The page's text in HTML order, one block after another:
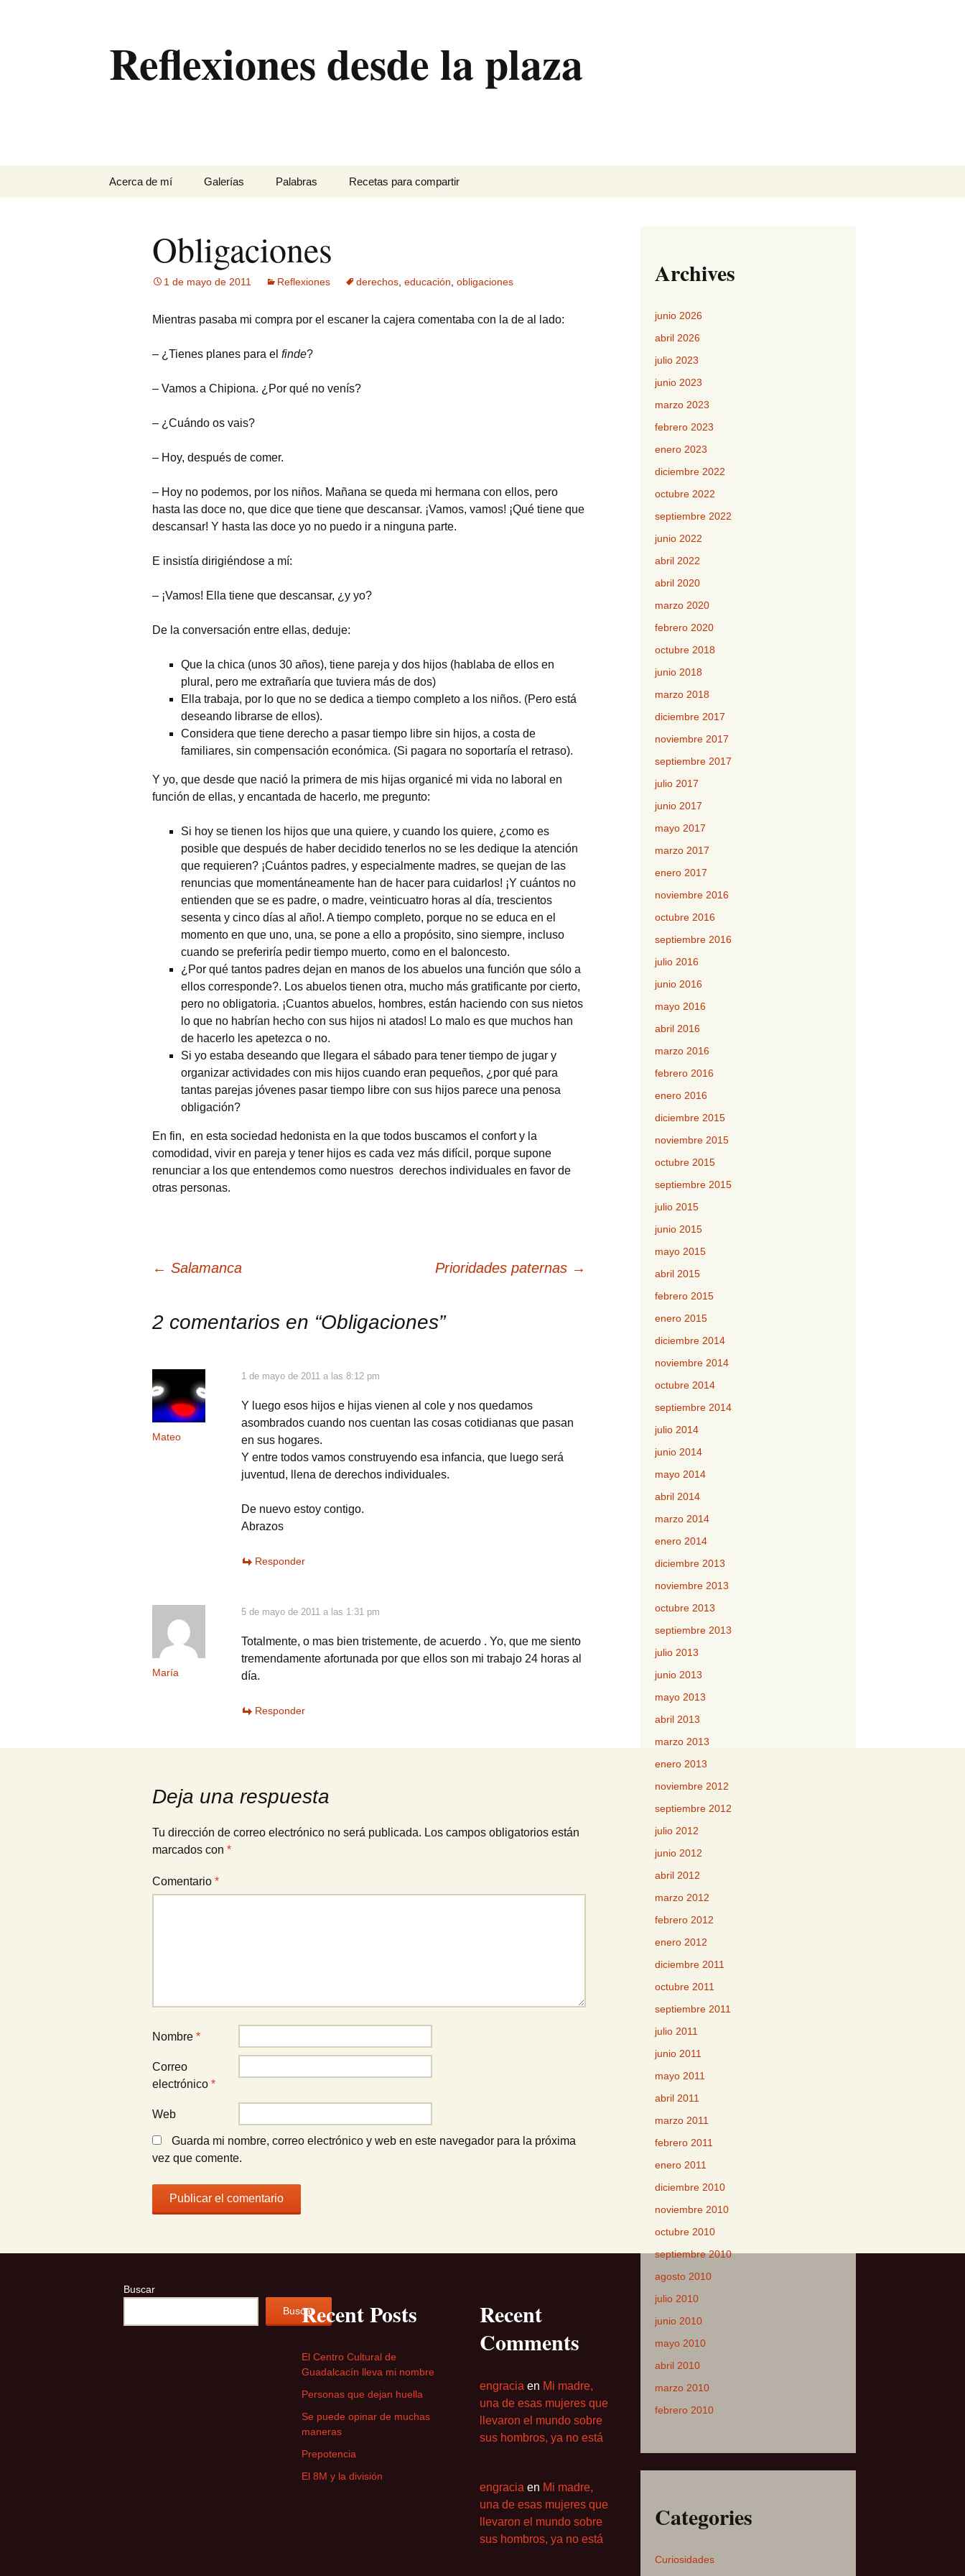
Reflexiones desde la plaza
Acerca de mí Galerías
Con perros en un pinar
de Chiclana
Eclipses de sol
El Torcal entre la niebla
Fotos curiosas
Mercadillos callejeros
Museo de aperos y
útiles
Pintadas
Primavera
Palabras Recetas para compartir
Hornazo
Rosquillas de nata
Obligaciones
1 de mayo de 2011 Reflexiones derechos educación obligaciones
Mientras pasaba mi compra por el escaner la cajera comentaba con la de al lado:
– ¿Tienes planes para el finde?
– Vamos a Chipiona. ¿Por qué no venís?
– ¿Cuándo os vais?
– Hoy, después de comer.
– Hoy no podemos, por los niños. Mañana se queda mi hermana con ellos, pero
hasta las doce no, que dice que tiene que descansar. ¡Vamos, vamos! ¡Qué tiene que
descansar! Y hasta las doce yo no puedo ir a ninguna parte.
E insistía dirigiéndose a mí:
– ¡Vamos! Ella tiene que descansar, ¿y yo?
De la conversación entre ellas, deduje:
Que la chica (unos 30 años), tiene pareja y dos hijos (hablaba de ellos en
plural, pero me extrañaría que tuviera más de dos)
Ella trabaja, por lo que no se dedica a tiempo completo a los niños. (Pero está
deseando librarse de ellos).
Considera que tiene derecho a pasar tiempo libre sin hijos, a costa de
familiares, sin compensación económica. (Si pagara no soportaría el retraso).
Y yo, que desde que nació la primera de mis hijas organicé mi vida no laboral en
función de ellas, y encantada de hacerlo, me pregunto:
Si hoy se tienen los hijos que una quiere, y cuando los quiere, ¿como es
posible que después de haber decidido tenerlos no se les dedique la atención
que requieren? ¡Cuántos padres, y especialmente madres, se quejan de las
renuncias que momentáneamente han de hacer para cuidarlos! ¡Y cuántos no
entienden que se es padre, o madre, veinticuatro horas al día, trescientos
sesenta y cinco días al año!. A tiempo completo, porque no se educa en el
momento en que uno, una, se pone a ello a propósito, sino siempre, incluso
cuando se preferiría pedir tiempo muerto, como en el baloncesto.
¿Por qué tantos padres dejan en manos de los abuelos una función que sólo a
ellos corresponde?. Los abuelos tienen otra, mucho más gratificante por cierto,
pero no obligatoria. ¡Cuantos abuelos, hombres, están haciendo con sus nietos
lo que no habrían hecho con sus hijos ni atados! Lo malo es que muchos han
de hacerlo les apetezca o no.
Si yo estaba deseando que llegara el sábado para tener tiempo de jugar y
organizar actividades con mis hijos cuando eran pequeños, ¿por qué para
tantas parejas jóvenes pasar tiempo libre con sus hijos parece una penosa
obligación?
En fin, en esta sociedad hedonista en la que todos buscamos el confort y la
comodidad, vivir en pareja y tener hijos es cada vez más difícil, porque supone
renunciar a los que entendemos como nuestros derechos individuales en favor de
otras personas.
Navegación
← Salamanca Prioridades paternas →
2 comentarios en “Obligaciones”
Mateo
1 de mayo de 2011 a las 8:12 pm
Y luego esos hijos e hijas vienen al cole y nos quedamos
asombrados cuando nos cuentan las cosas cotidianas que pasan
en sus hogares.
Y entre todos vamos construyendo esa infancia, que luego será
juventud, llena de derechos individuales.
De nuevo estoy contigo.
Abrazos
Responder
María
5 de mayo de 2011 a las 1:31 pm
Totalmente, o mas bien tristemente, de acuerdo . Yo, que me siento
tremendamente afortunada por que ellos son mi trabajo 24 horas al
día.
Responder
Deja una respuesta
Tu dirección de correo electrónico no será publicada. Los campos obligatorios están
marcados con *
Comentario *
Nombre *
Correo
electrónico *
Web
Guarda mi nombre, correo electrónico y web en este navegador para la próxima
vez que comente.
Archives
junio 2026
abril 2026
julio 2023
junio 2023
marzo 2023
febrero 2023
enero 2023
diciembre 2022
octubre 2022
septiembre 2022
junio 2022
abril 2022
abril 2020
marzo 2020
febrero 2020
octubre 2018
junio 2018
marzo 2018
diciembre 2017
noviembre 2017
septiembre 2017
julio 2017
junio 2017
mayo 2017
marzo 2017
enero 2017
noviembre 2016
octubre 2016
septiembre 2016
julio 2016
junio 2016
mayo 2016
abril 2016
marzo 2016
febrero 2016
enero 2016
diciembre 2015
noviembre 2015
octubre 2015
septiembre 2015
julio 2015
junio 2015
mayo 2015
abril 2015
febrero 2015
enero 2015
diciembre 2014
noviembre 2014
octubre 2014
septiembre 2014
julio 2014
junio 2014
mayo 2014
abril 2014
marzo 2014
enero 2014
diciembre 2013
noviembre 2013
octubre 2013
septiembre 2013
julio 2013
junio 2013
mayo 2013
abril 2013
marzo 2013
enero 2013
noviembre 2012
septiembre 2012
julio 2012
junio 2012
abril 2012
marzo 2012
febrero 2012
enero 2012
diciembre 2011
octubre 2011
septiembre 2011
julio 2011
junio 2011
mayo 2011
abril 2011
marzo 2011
febrero 2011
enero 2011
diciembre 2010
noviembre 2010
octubre 2010
septiembre 2010
agosto 2010
julio 2010
junio 2010
mayo 2010
abril 2010
marzo 2010
febrero 2010
Categories
Curiosidades
Buscar
BuscarRecent Posts
El Centro Cultural de
Guadalcacín lleva mi nombre
Personas que dejan huella
Se puede opinar de muchas
maneras
Prepotencia
El 8M y la división
Recent
Comments
engracia en Mi madre,
una de esas mujeres que
llevaron el mundo sobre
sus hombros, ya no está
engracia en Mi madre,
una de esas mujeres que
llevaron el mundo sobre
sus hombros, ya no está